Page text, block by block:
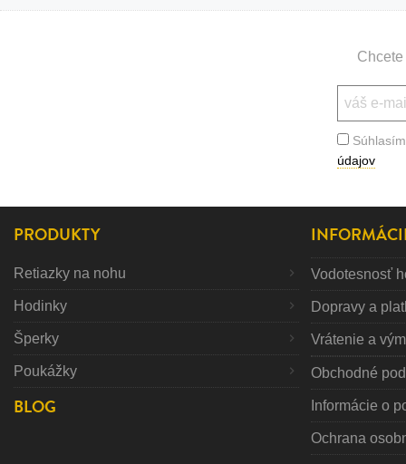
údajov
PRODUKTY
Retiazky na nohu
Hodinky
Šperky
Poukážky
BLOG
Vodotesnosť
Dopravy a
Vrátenie a
Obchodné
Informácie o
Ochrana